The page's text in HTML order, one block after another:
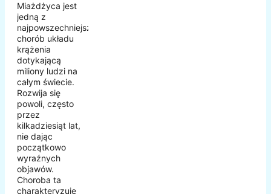
Miażdżyca jest
jedną z
najpowszechniejszych
chorób układu
krążenia
dotykającą
miliony ludzi na
całym świecie.
Rozwija się
powoli, często
przez
kilkadziesiąt lat,
nie dając
początkowo
wyraźnych
objawów.
Choroba ta
charakteryzuje